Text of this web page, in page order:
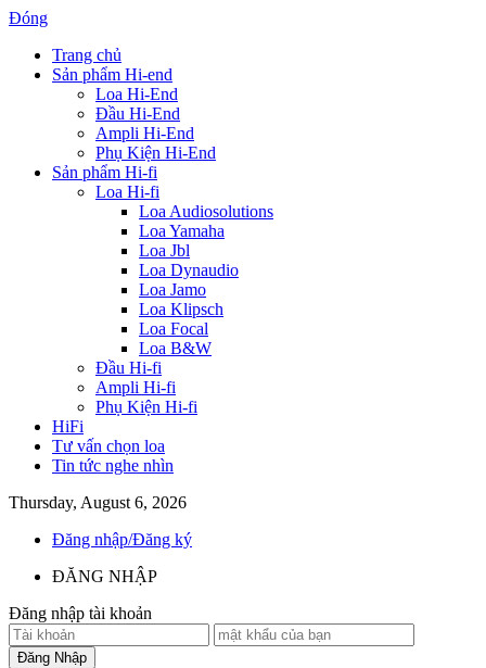
Đóng
Trang chủ
Sản phẩm Hi-end
Loa Hi-End
Đầu Hi-End
Ampli Hi-End
Phụ Kiện Hi-End
Sản phẩm Hi-fi
Loa Hi-fi
Loa Audiosolutions
Loa Yamaha
Loa Jbl
Loa Dynaudio
Loa Jamo
Loa Klipsch
Loa Focal
Loa B&W
Đầu Hi-fi
Ampli Hi-fi
Phụ Kiện Hi-fi
HiFi
Tư vấn chọn loa
Tin tức nghe nhìn
Thursday, August 6, 2026
Đăng nhập/Đăng ký
ĐĂNG NHẬP
Đăng nhập tài khoản